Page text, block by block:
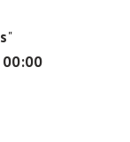
"
00:00